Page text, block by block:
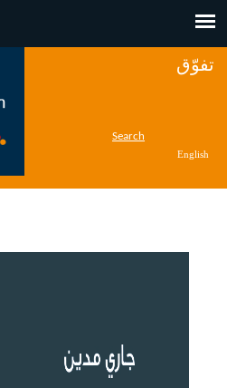
تفوّق
Search
English